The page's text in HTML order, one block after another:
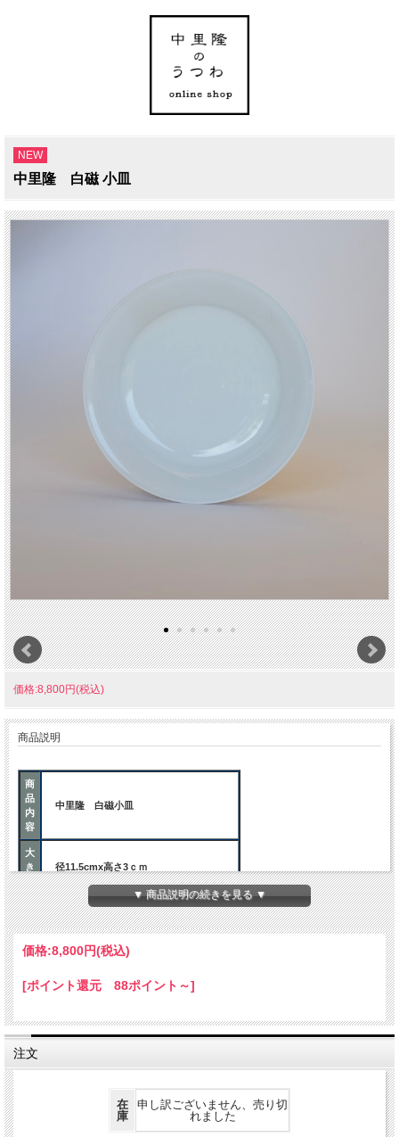
NEW
中里隆 白磁 小皿
価格:8,800円(税込)
商品説明
商
品
内
容
中里隆 白磁小皿
大
き
さ
径11.5cmx高さ3ｃｍ
ご
ご注意事項
陶器は大変吸水性の高いものです。
いになると、食べ物の汁や醤油などが器
▼ 商品説明の続きを見る ▼
価格:8,800円(税込)
[ポイント還元 88ポイント～]
注文
在
庫
申し訳ございません、売り切
れました